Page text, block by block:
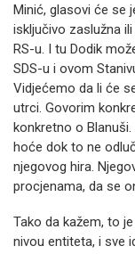
Minić, glasovi će se
isključivo zaslužna
RS-u. I tu Dodik
SDS-u i ovom
Vidjećemo da li će
utrci. Govorim
konkretno o
hoće dok to ne
njegovog hira.
procjenama, da se
Tako da kažem, to
nivou entiteta, i sve